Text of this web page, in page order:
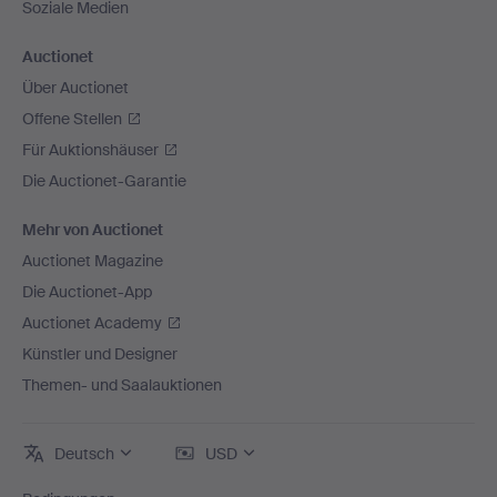
Soziale Medien
Auctionet
Über Auctionet
Offene Stellen
Für Auktionshäuser
Die Auctionet-Garantie
Mehr von Auctionet
Auctionet Magazine
Die Auctionet-App
Auctionet Academy
Künstler und Designer
Themen- und Saalauktionen
Deutsch USD